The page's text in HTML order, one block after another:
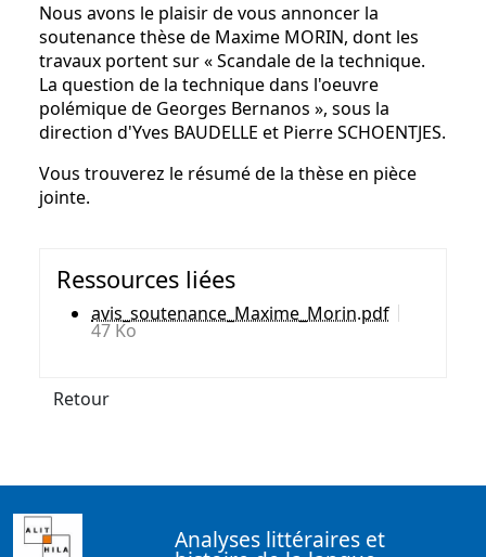
Nous avons le plaisir de vous annoncer la
soutenance thèse de Maxime MORIN, dont les
travaux portent sur « Scandale de la technique.
La question de la technique dans l'oeuvre
polémique de Georges Bernanos », sous la
direction d'Yves BAUDELLE et Pierre SCHOENTJES.
Vous trouverez le résumé de la thèse en pièce
jointe.
Ressources liées
avis_soutenance_Maxime_Morin.pdf
47 Ko
Retour
Analyses littéraires et